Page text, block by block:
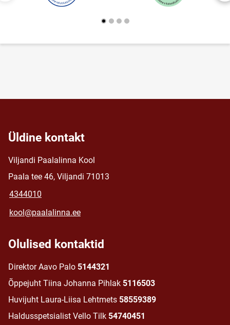
Üldine kontakt
Viljandi Paalalinna Kool
Paala tee 46, Viljandi 71013
4344010
kool@paalalinna.ee
Olulised kontaktid
Direktor Aavo Palo 5144321
Õppejuht Tiina Johanna Pihlak 5116503
Huvijuht Laura-Liisa Lehtmets 58559389
Haldusspetsialist Vello Tilk 54740451